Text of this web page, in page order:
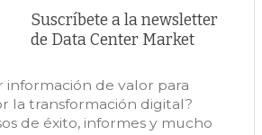
Suscríbete a la newsletter
de Data Center Market
información de valor para
la transformación digital?
de éxito, informes y mucho